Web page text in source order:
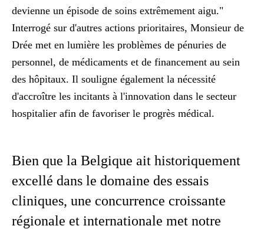
devienne un épisode de soins extrêmement aigu."
Interrogé sur d'autres actions prioritaires, Monsieur de
Drée met en lumière les problèmes de pénuries de
personnel, de médicaments et de financement au sein
des hôpitaux. Il souligne également la nécessité
d'accroître les incitants à l'innovation dans le secteur
hospitalier afin de favoriser le progrès médical.
Bien que la Belgique ait historiquement
excellé dans le domaine des essais
cliniques, une concurrence croissante
régionale et internationale met notre